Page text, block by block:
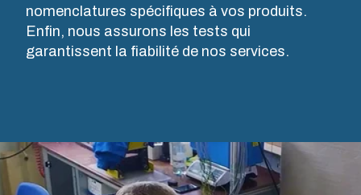
nomenclatures spécifiques à vos produits.
Enfin, nous assurons les tests qui
garantissent la fiabilité de nos services.